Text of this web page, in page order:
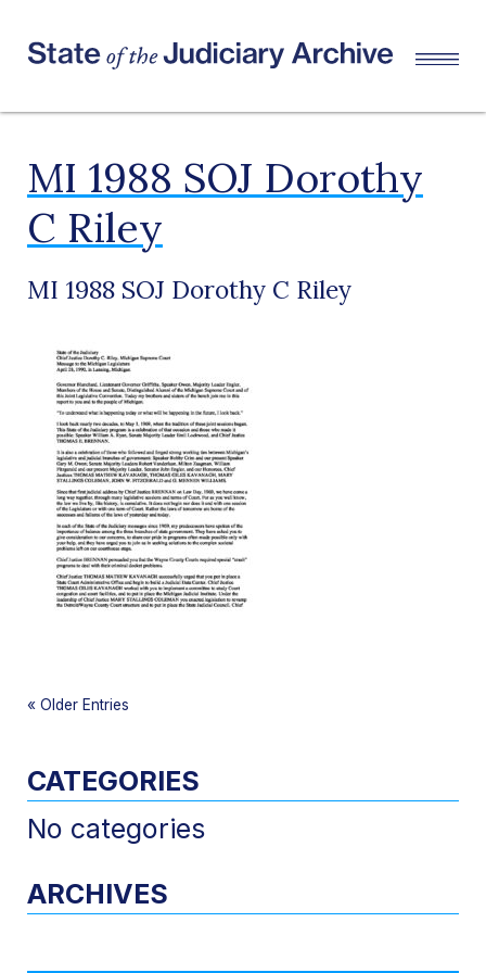
MI 1988 SOJ Dorothy
C Riley
MI 1988 SOJ Dorothy C Riley
« Older Entries
CATEGORIES
No categories
ARCHIVES